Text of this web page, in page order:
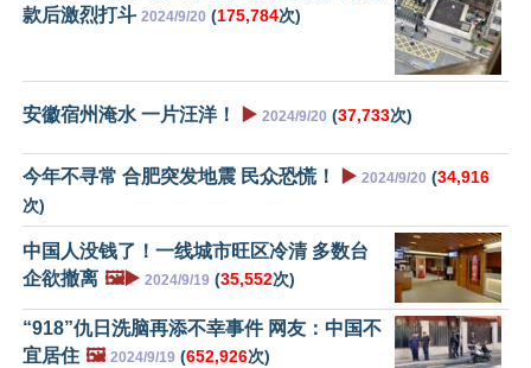
款后激烈打斗 2024/9/20 (175,784次)
安徽宿州淹水 一片汪洋！ ▶️ 2024/9/20 (37,733次)
今年不寻常 合肥突发地震 民众恐慌！ ▶️ 2024/9/20 (34,916
次)
中国人没钱了！一线城市旺区冷清 多数台
企欲撤离 🖼️▶️ 2024/9/19 (35,552次)
“918”仇日洗脑再添不幸事件 网友：中国不
宜居住 🖼️ 2024/9/19 (652,926次)